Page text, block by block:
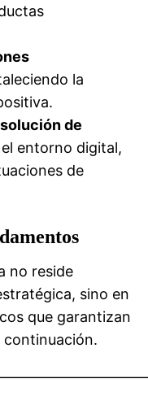
la
de
entorno digital,
de
no reside
sino en
que garantizan
continuación.